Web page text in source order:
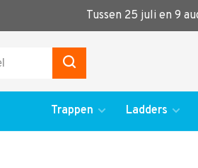
Tussen 25 juli en 9
Trappen Ladders